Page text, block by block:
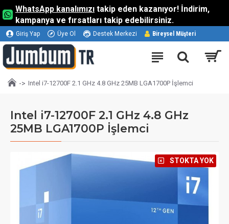
WhatsApp kanalımızı takip eden kazanıyor! İndirim,
kampanya ve fırsatları takip edebilirsiniz.
Giriş Yap Üye Ol Destek Merkezi Bireysel Müşteri
Intel i7-12700F 2.1 GHz 4.8 GHz 25MB LGA1700P İşlemci
Intel i7-12700F 2.1 GHz 4.8 GHz
25MB LGA1700P İşlemci
⠀STOKTA YOK